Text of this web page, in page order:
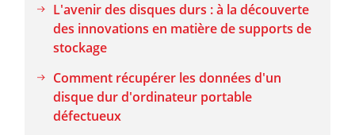
L'avenir des disques durs : à la découverte
des innovations en matière de supports de
stockage
Comment récupérer les données d'un
disque dur d'ordinateur portable
défectueux